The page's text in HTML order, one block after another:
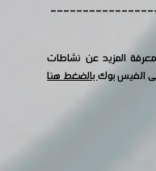
المزيد عن نشاطات
الفيس بوكبالضغط هنا